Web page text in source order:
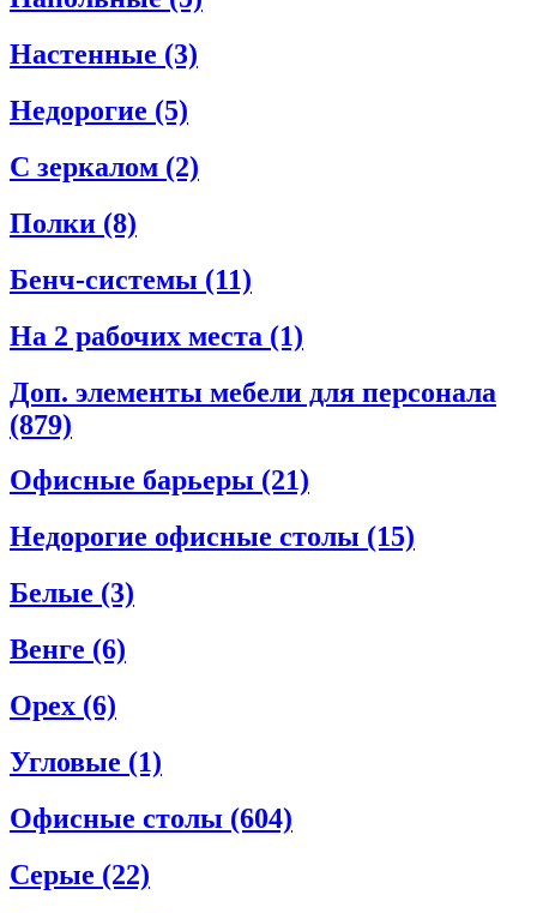
Настенные (3)
Недорогие (5)
С зеркалом (2)
Полки (8)
Бенч-системы (11)
На 2 рабочих места (1)
Доп. элементы мебели для персонала
(879)
Офисные барьеры (21)
Недорогие офисные столы (15)
Белые (3)
Венге (6)
Орех (6)
Угловые (1)
Офисные столы (604)
Серые (22)